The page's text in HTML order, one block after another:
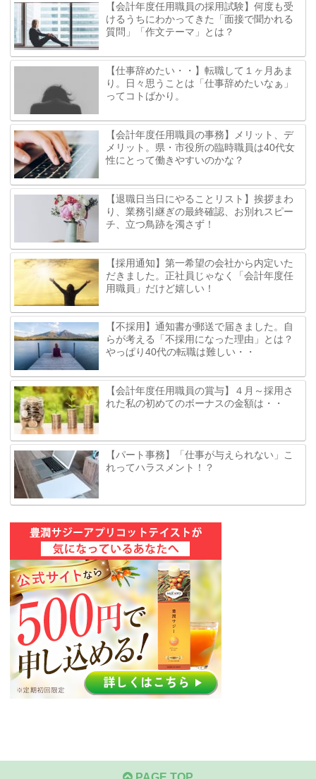
【会計年度任用職員の採用試験】何度も受
けるうちにわかってきた「面接で聞かれる
質問」「作文テーマ」とは？
【仕事辞めたい・・】転職して１ヶ月あま
り。日々思うことは「仕事辞めたいなぁ」
ってコトばかり。
【会計年度任用職員の事務】メリット、デ
メリット。県・市役所の臨時職員は40代女
性にとって働きやすいのかな？
【退職日当日にやることリスト】挨拶まわ
り、業務引継ぎの最終確認、お別れスピー
チ、立つ鳥跡を濁さず！
【採用通知】第一希望の会社から内定いた
だきました。正社員じゃなく「会計年度任
用職員」だけど嬉しい！
【不採用】通知書が郵送で届きました。自
らが考える「不採用になった理由」とは？
やっぱり40代の転職は難しい・・
【会計年度任用職員の賞与】４月～採用さ
れた私の初めてのボーナスの金額は・・
【パート事務】「仕事が与えられない」こ
れってハラスメント！？